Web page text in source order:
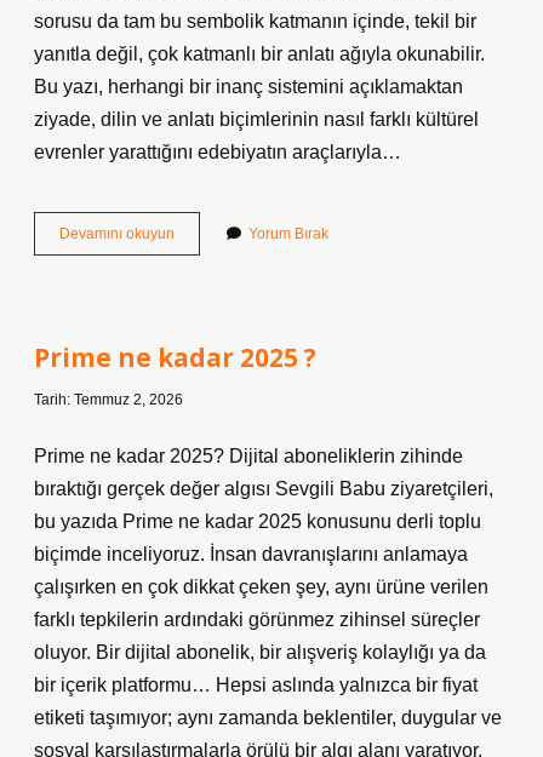
sorusu da tam bu sembolik katmanın içinde, tekil bir
yanıtla değil, çok katmanlı bir anlatı ağıyla okunabilir.
Bu yazı, herhangi bir inanç sistemini açıklamaktan
ziyade, dilin ve anlatı biçimlerinin nasıl farklı kültürel
evrenler yarattığını edebiyatın araçlarıyla…
Devamını okuyun
neden
Yorum Bırak
Prime ne kadar 2025 ?
Tarih: Temmuz 2, 2026
Prime ne kadar 2025? Dijital aboneliklerin zihinde
bıraktığı gerçek değer algısı Sevgili Babu ziyaretçileri,
bu yazıda Prime ne kadar 2025 konusunu derli toplu
biçimde inceliyoruz. İnsan davranışlarını anlamaya
çalışırken en çok dikkat çeken şey, aynı ürüne verilen
farklı tepkilerin ardındaki görünmez zihinsel süreçler
oluyor. Bir dijital abonelik, bir alışveriş kolaylığı ya da
bir içerik platformu… Hepsi aslında yalnızca bir fiyat
etiketi taşımıyor; aynı zamanda beklentiler, duygular ve
sosyal karşılaştırmalarla örülü bir algı alanı yaratıyor.